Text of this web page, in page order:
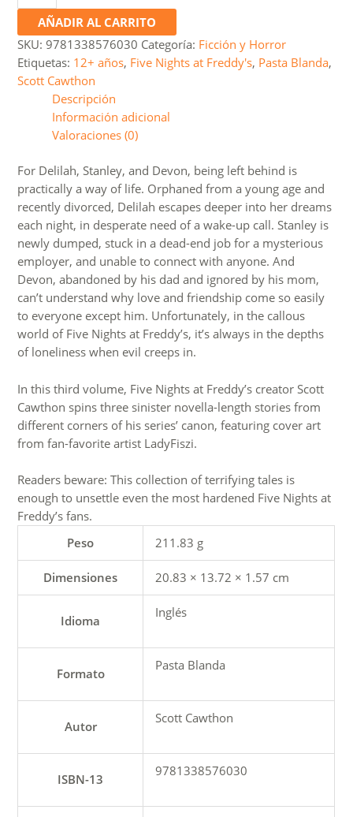
Freddy's:
Fazbear
Frights
#3:
1:35AM
cantidad
AÑADIR AL CARRITO
SKU:9781338576030 Categoría: Ficción y Horror
Etiquetas: 12+ años, Five Nights at Freddy's, Pasta Blanda,
Scott Cawthon
Descripción
Información adicional
Valoraciones (0)
For Delilah, Stanley, and Devon, being left behind is
practically a way of life. Orphaned from a young age and
recently divorced, Delilah escapes deeper into her dreams
each night, in desperate need of a wake-up call. Stanley is
newly dumped, stuck in a dead-end job for a mysterious
employer, and unable to connect with anyone. And
Devon, abandoned by his dad and ignored by his mom,
can’t understand why love and friendship come so easily
to everyone except him. Unfortunately, in the callous
world of Five Nights at Freddy’s, it’s always in the depths
of loneliness when evil creeps in.
In this third volume, Five Nights at Freddy’s creator Scott
Cawthon spins three sinister novella-length stories from
different corners of his series’ canon, featuring cover art
from fan-favorite artist LadyFiszi.
Readers beware: This collection of terrifying tales is
enough to unsettle even the most hardened Five Nights at
Freddy’s fans.
Peso
211.83 g
Dimensiones 20.83 × 13.72 × 1.57 cm
Idioma
Inglés
Formato
Pasta Blanda
Autor
Scott Cawthon
ISBN-13
9781338576030